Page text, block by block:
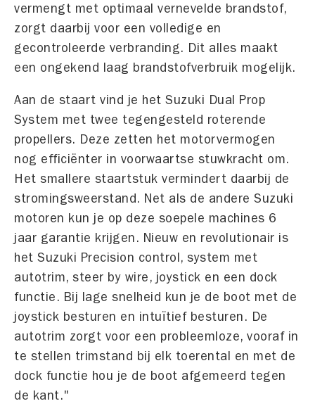
vermengt met optimaal vernevelde brandstof,
zorgt daarbij voor een volledige en
gecontroleerde verbranding. Dit alles maakt
een ongekend laag brandstofverbruik mogelijk.
Aan de staart vind je het Suzuki Dual Prop
System met twee tegengesteld roterende
propellers. Deze zetten het motorvermogen
nog efficiënter in voorwaartse stuwkracht om.
Het smallere staartstuk vermindert daarbij de
stromingsweerstand. Net als de andere Suzuki
motoren kun je op deze soepele machines 6
jaar garantie krijgen. Nieuw en revolutionair is
het Suzuki Precision control, system met
autotrim, steer by wire, joystick en een dock
functie. Bij lage snelheid kun je de boot met de
joystick besturen en intuïtief besturen. De
autotrim zorgt voor een probleemloze, vooraf in
te stellen trimstand bij elk toerental en met de
dock functie hou je de boot afgemeerd tegen
de kant."